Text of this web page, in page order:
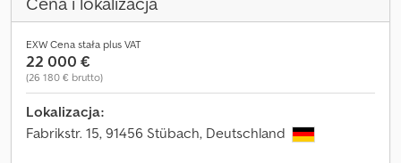
EXW Cena stała plus VAT
22 000 €
(26 180 € brutto)
Lokalizacja:
Fabrikstr. 15, 91456 Stübach, Deutschland